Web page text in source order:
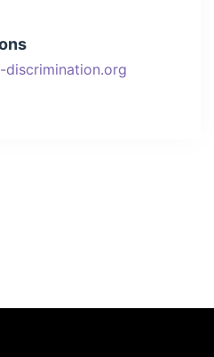
discrimination.org